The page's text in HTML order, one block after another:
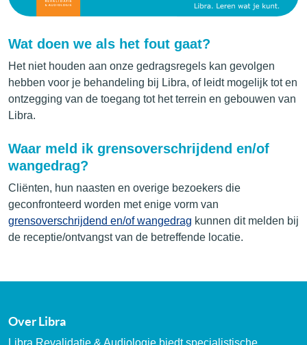
Wat doen we als het fout gaat?
Het niet houden aan onze gedragsregels kan gevolgen
hebben voor je behandeling bij Libra, of leidt mogelijk tot en
ontzegging van de toegang tot het terrein en gebouwen van
Libra.
Waar meld ik grensoverschrijdend en/of
wangedrag?
Cliënten, hun naasten en overige bezoekers die
geconfronteerd worden met enige vorm van
grensoverschrijdend en/of wangedrag kunnen dit melden bij
de receptie/ontvangst van de betreffende locatie.
Over Libra